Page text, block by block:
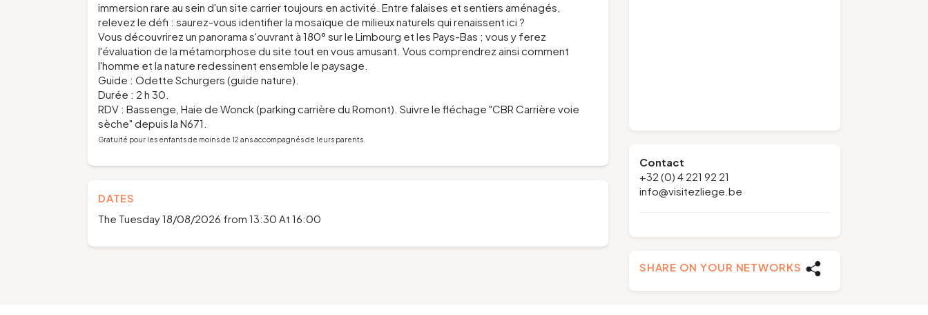
immersion rare au sein d'un site carrier toujours en activité. Entre falaises et sentiers aménagés,
relevez le défi : saurez-vous identifier la mosaïque de milieux naturels qui renaissent ici ?
Vous découvrirez un panorama s'ouvrant à 180° sur le Limbourg et les Pays-Bas ; vous y ferez
l'évaluation de la métamorphose du site tout en vous amusant. Vous comprendrez ainsi comment
l'homme et la nature redessinent ensemble le paysage.
Guide : Odette Schurgers (guide nature).
Durée : 2 h 30.
RDV : Bassenge, Haie de Wonck (parking carrière du Romont). Suivre le fléchage "CBR Carrière voie
sèche" depuis la N671.
Gratuité pour les enfants de moins de 12 ans accompagnés de leurs parents.
DATES
The Tuesday 18/08/2026 from 13:30 At 16:00
Contact
+32 (0) 4 221 92 21
info@visitezliege.be
SHARE ON YOUR NETWORKS